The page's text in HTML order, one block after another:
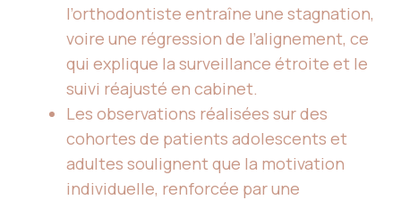
l’orthodontiste entraîne une stagnation,
voire une régression de l’alignement, ce
qui explique la surveillance étroite et le
suivi réajusté en cabinet.
Les observations réalisées sur des
cohortes de patients adolescents et
adultes soulignent que la motivation
individuelle, renforcée par une